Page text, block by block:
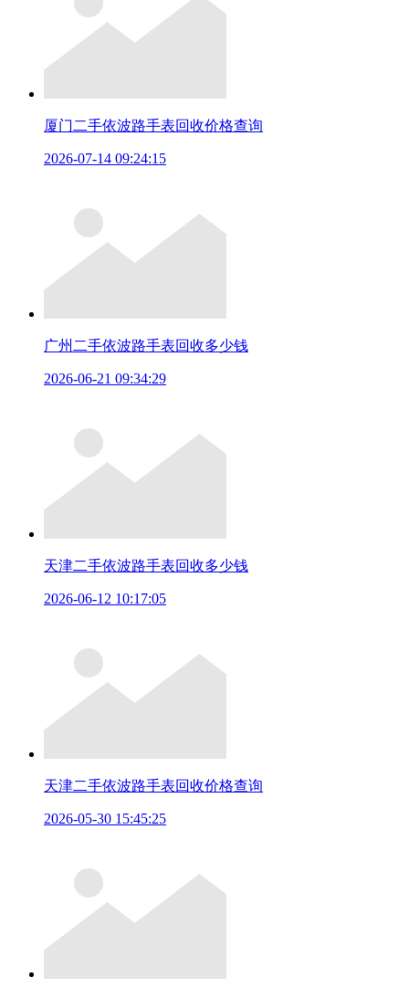
厦门二手依波路手表回收价格查询
2026-07-14 09:24:15
广州二手依波路手表回收多少钱
2026-06-21 09:34:29
天津二手依波路手表回收多少钱
2026-06-12 10:17:05
天津二手依波路手表回收价格查询
2026-05-30 15:45:25